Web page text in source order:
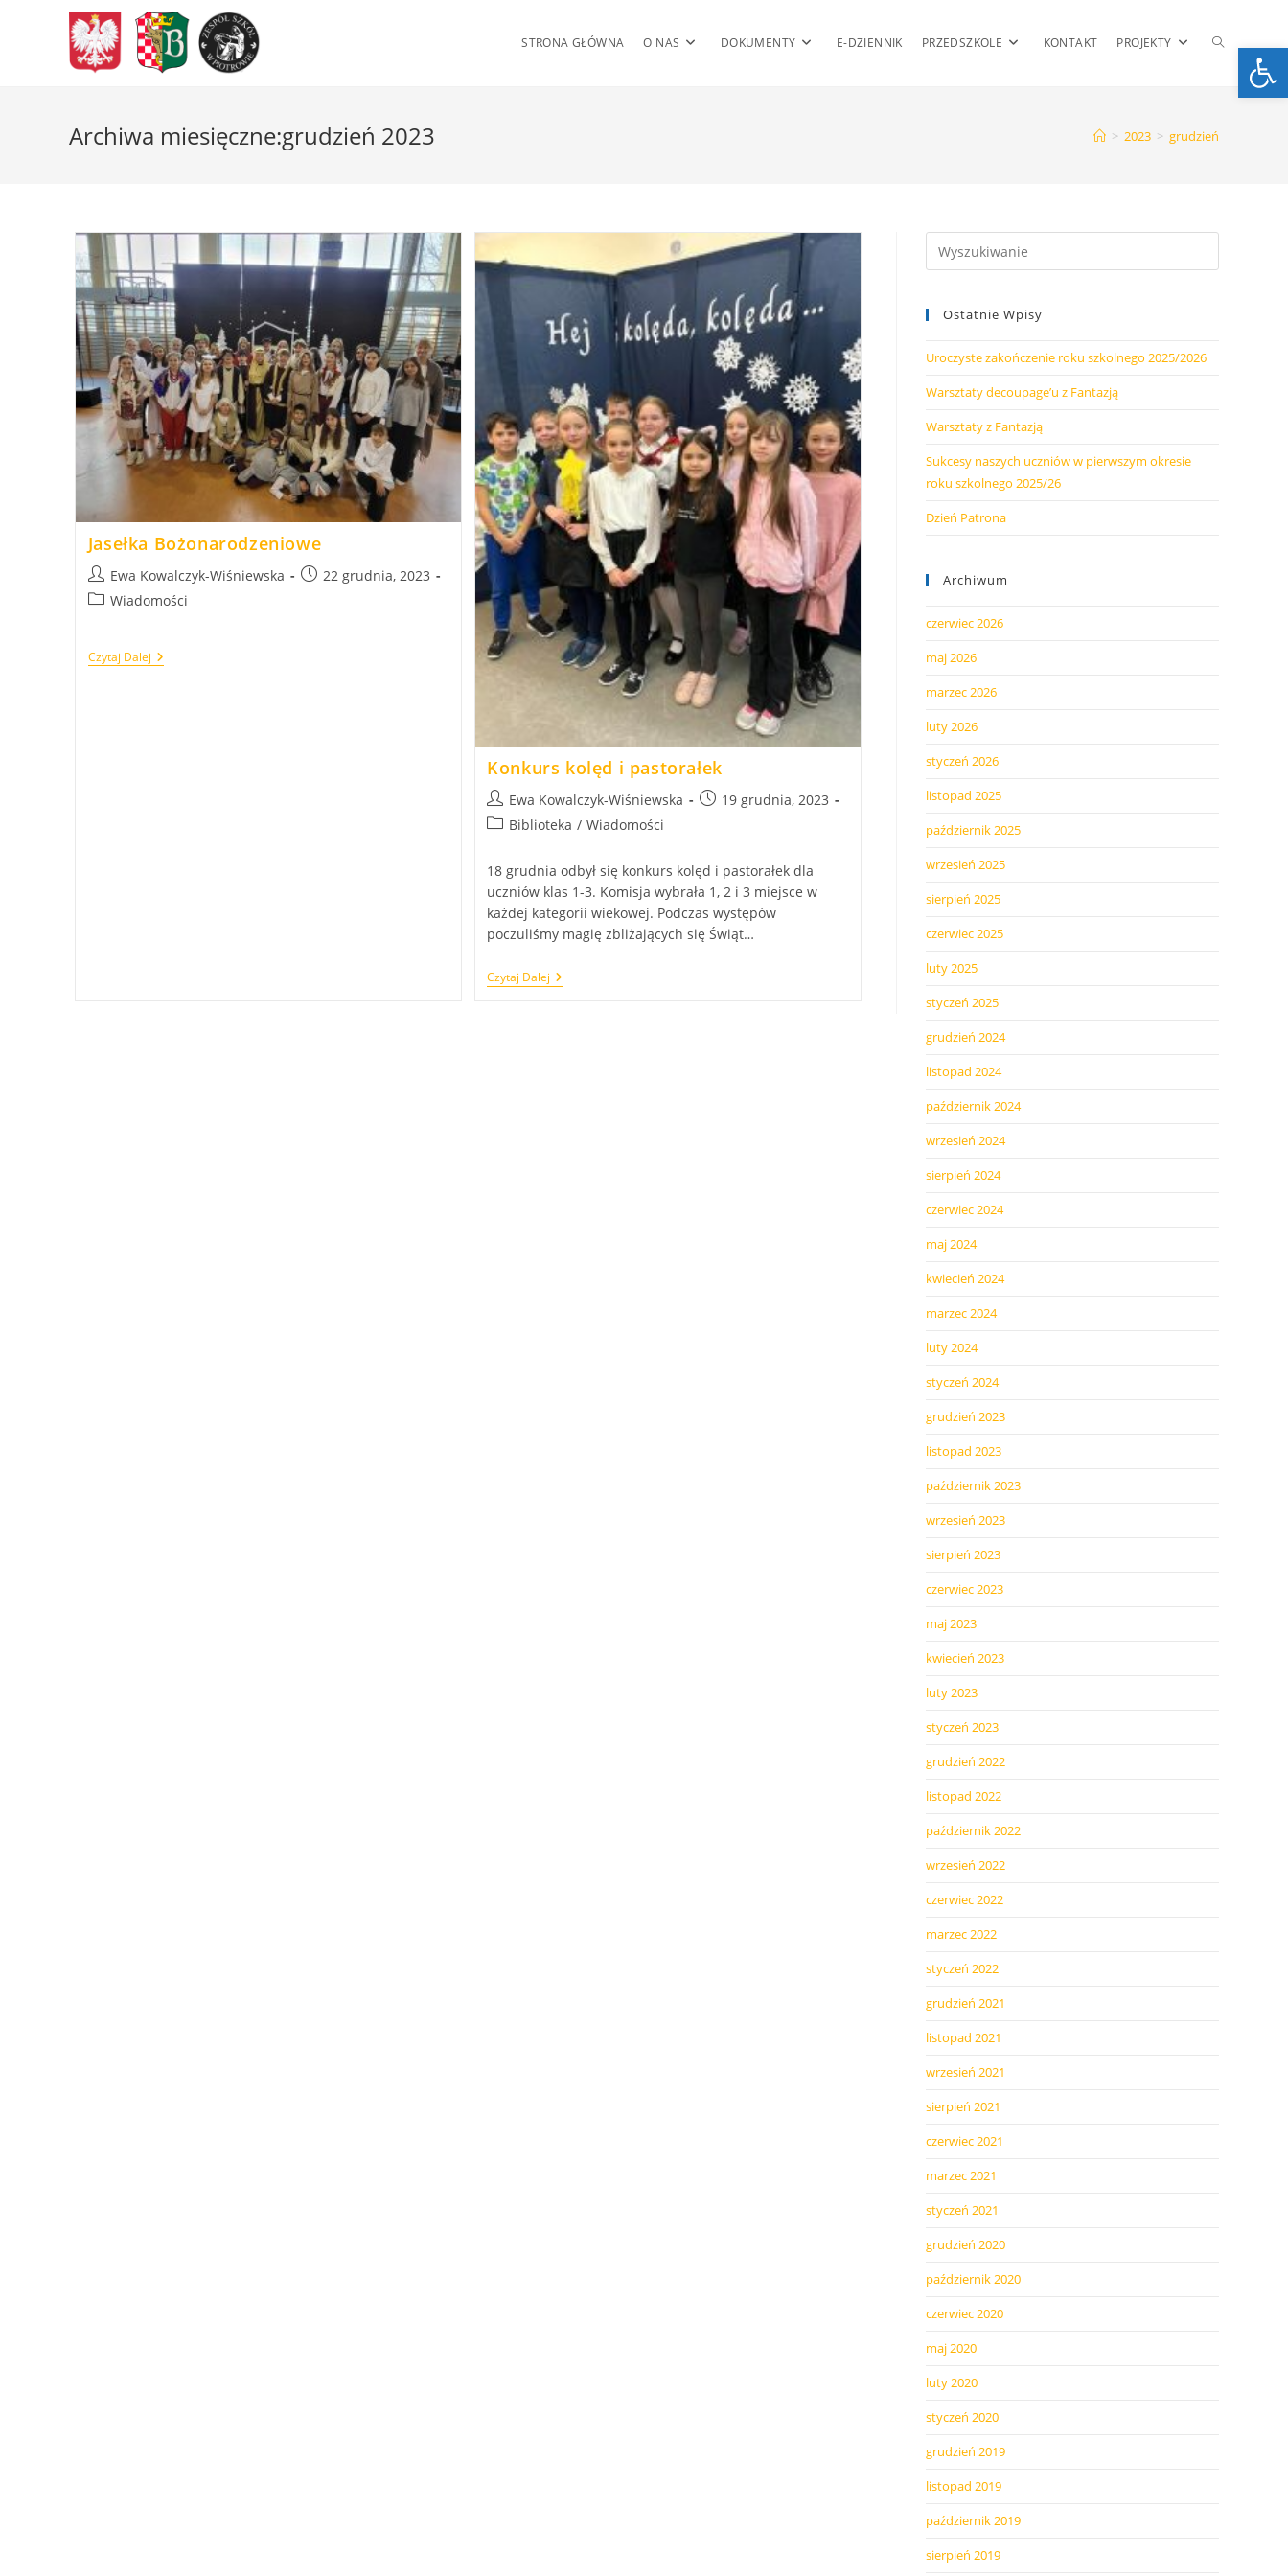
STRONA GŁÓWNA O NAS DOKUMENTY E-DZIENNIK PRZEDSZKOLE KONTAKT PROJEKTY TOGGLE
WEBSITE
Archiwa miesięczne:grudzień 2023 > 2023 > grudzień
Jasełka Bożonarodzeniowe
Post
author:
Ewa Kowalczyk-Wiśniewska
Post22 grudnia, 2023
PostWiadomości
Czytaj DalejJasełka
Bożonarodzeniowe
Konkurs kolęd i pastorałek
Post
author:
Ewa Kowalczyk-Wiśniewska
Post19 grudnia, 2023
PostBiblioteka / Wiadomości
18 grudnia odbył się konkurs kolęd i pastorałek dla
uczniów klas 1-3. Komisja wybrała 1, 2 i 3 miejsce w
każdej kategorii wiekowej. Podczas występów
poczuliśmy magię zbliżających się Świąt…
Czytaj Dalej Konkurs
Kolęd
Ostatnie Wpisy
Uroczyste zakończenie roku szkolnego 2025/2026
Warsztaty decoupage’u z Fantazją
Warsztaty z Fantazją
Sukcesy naszych uczniów w pierwszym okresie
roku szkolnego 2025/26
Dzień Patrona
Archiwum
czerwiec 2026
maj 2026
marzec 2026
luty 2026
styczeń 2026
listopad 2025
październik 2025
wrzesień 2025
sierpień 2025
czerwiec 2025
luty 2025
styczeń 2025
grudzień 2024
listopad 2024
październik 2024
wrzesień 2024
sierpień 2024
czerwiec 2024
maj 2024
kwiecień 2024
marzec 2024
luty 2024
styczeń 2024
grudzień 2023
listopad 2023
październik 2023
wrzesień 2023
sierpień 2023
czerwiec 2023
maj 2023
kwiecień 2023
luty 2023
styczeń 2023
grudzień 2022
listopad 2022
październik 2022
wrzesień 2022
czerwiec 2022
marzec 2022
styczeń 2022
grudzień 2021
listopad 2021
wrzesień 2021
sierpień 2021
czerwiec 2021
marzec 2021
styczeń 2021
grudzień 2020
październik 2020
czerwiec 2020
maj 2020
luty 2020
styczeń 2020
grudzień 2019
listopad 2019
październik 2019
sierpień 2019